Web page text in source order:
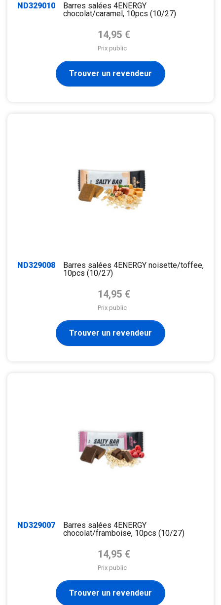
ND329010
Barres salées 4ENERGY
chocolat/caramel, 10pcs (10/27)
Prix de base
14,95 €
Prix public
Trouver un revendeur
ND329008
Barres salées 4ENERGY noisette/toffee,
10pcs (10/27)
Prix de base
14,95 €
Prix public
Trouver un revendeur
ND329007
Barres salées 4ENERGY
chocolat/framboise, 10pcs (10/27)
Prix de base
14,95 €
Prix public
Trouver un revendeur